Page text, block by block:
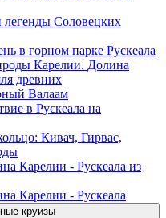
легенды Соловецких
в горном парке Рускеала
Карелии. Долина
древних
Валаам
в Рускеала на
Кивач, Гирвас,
Карелии - Рускеала из
Карелии - Рускеала
круизы